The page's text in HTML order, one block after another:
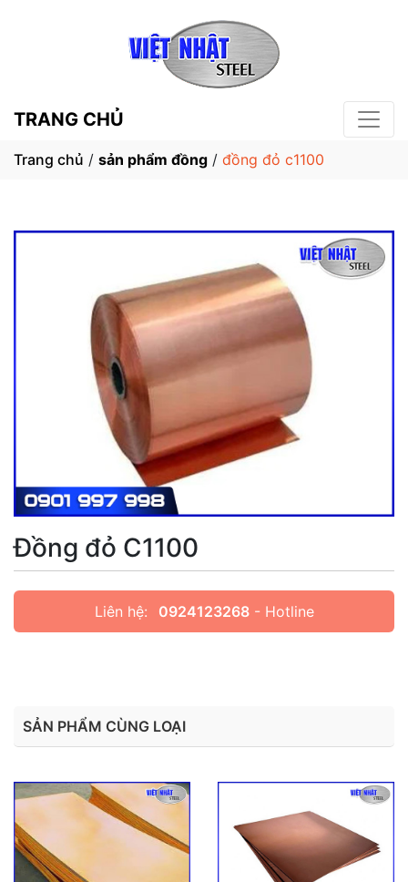
TRANG CHỦ
Trang chủ / sản phẩm đồng / đồng đỏ c1100
Đồng đỏ C1100
Liên hệ: 0924123268- Hotline
SẢN PHẨM CÙNG LOẠI